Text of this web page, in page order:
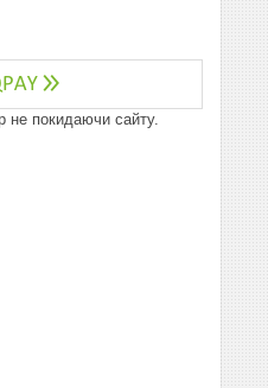
не покидаючи сайту.